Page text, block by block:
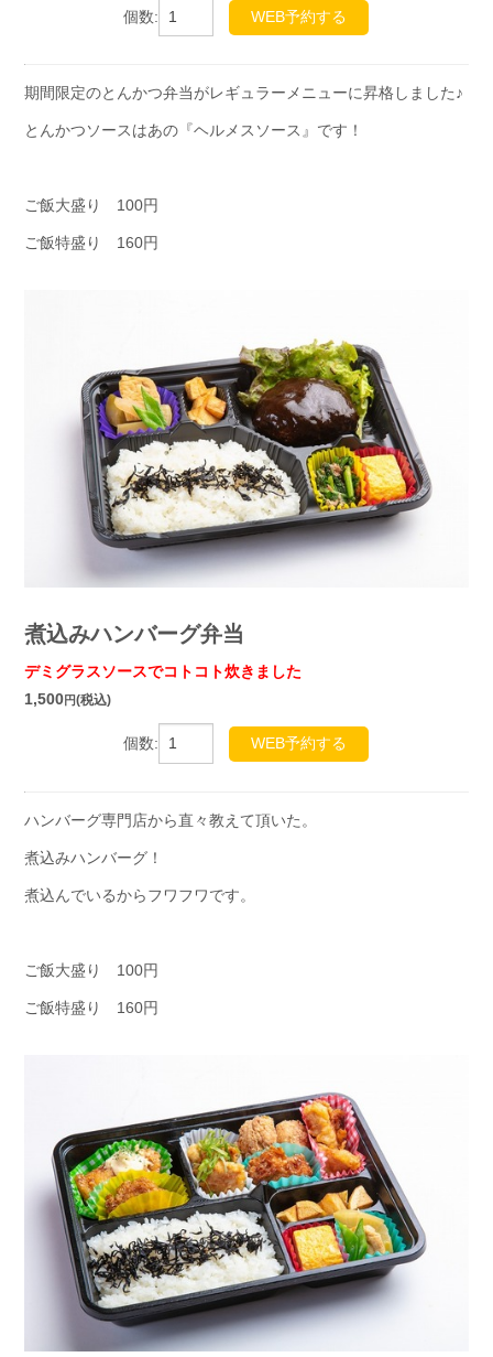
個数: WEB予約する
期間限定のとんかつ弁当がレギュラーメニューに昇格しました♪
とんかつソースはあの『ヘルメスソース』です！
ご飯大盛り 100円
ご飯特盛り 160円
煮込みハンバーグ弁当
デミグラスソースでコトコト炊きました
1,500円(税込)
個数: WEB予約する
ハンバーグ専門店から直々教えて頂いた。
煮込みハンバーグ！
煮込んでいるからフワフワです。
ご飯大盛り 100円
ご飯特盛り 160円